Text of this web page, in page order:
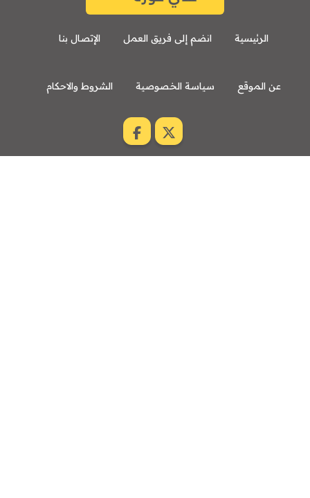
الرئيسية انضم إلى فريق العمل الإتصال بنا
عن الموقع سياسة الخصوصية الشروط والاحكام